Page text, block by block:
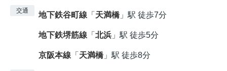
交通 地下鉄谷町線 「 天満橋」駅 徒歩7分
地下鉄堺筋線 「 北浜 」駅 徒歩5分
京阪本線 「 天満橋」駅 徒歩8分